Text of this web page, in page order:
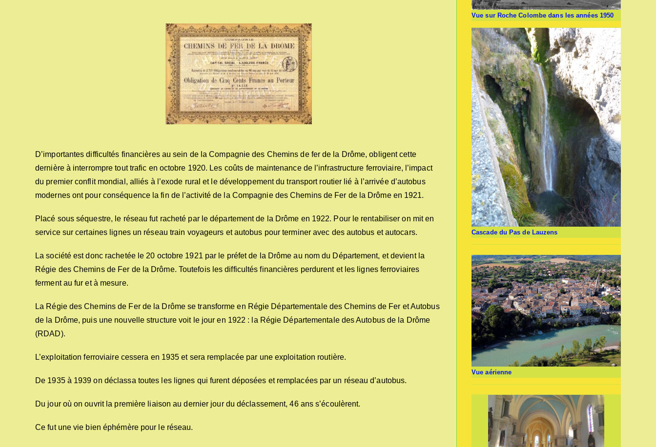
D’importantes difficultés financières au sein de la Compagnie des Chemins de fer de la Drôme, obligent cette
dernière à interrompre tout trafic en octobre 1920. Les coûts de maintenance de l’infrastructure ferroviaire, l’impact
du premier conflit mondial, alliés à l’exode rural et le développement du transport routier lié à l’arrivée d’autobus
modernes ont pour conséquence la fin de l’activité de la Compagnie des Chemins de Fer de la Drôme en 1921.
Placé sous séquestre, le réseau fut racheté par le département de la Drôme en 1922. Pour le rentabiliser on mit en
service sur certaines lignes un réseau train voyageurs et autobus pour terminer avec des autobus et autocars.
La société est donc rachetée le 20 octobre 1921 par le préfet de la Drôme au nom du Département, et devient la
Régie des Chemins de Fer de la Drôme. Toutefois les difficultés financières perdurent et les lignes ferroviaires
ferment au fur et à mesure.
La Régie des Chemins de Fer de la Drôme se transforme en Régie Départementale des Chemins de Fer et Autobus
de la Drôme, puis une nouvelle structure voit le jour en 1922 : la Régie Départementale des Autobus de la Drôme
(RDAD).
L’exploitation ferroviaire cessera en 1935 et sera remplacée par une exploitation routière.
De 1935 à 1939 on déclassa toutes les lignes qui furent déposées et remplacées par un réseau d’autobus.
Du jour où on ouvrit la première liaison au dernier jour du déclassement, 46 ans s’écoulèrent.
Ce fut une vie bien éphémère pour le réseau.
Vue sur Roche Colombe dans les années 1950
Cascade du Pas de Lauzens
Vue aérienne